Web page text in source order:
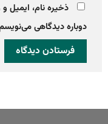
ذخیره نام، ایمیل
دوباره دیدگاهی